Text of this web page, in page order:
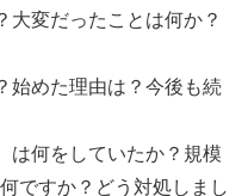
大変だったことは何か？
始めた理由は？今後も続
は何をしていたか？規模
ですか？どう対処しまし